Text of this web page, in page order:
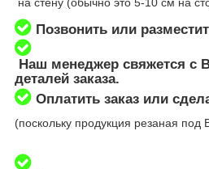
Позвонить или
Наш менеджер свяжется с
деталей заказа.
Оплатить заказ или
(поскольку продукция резаная под